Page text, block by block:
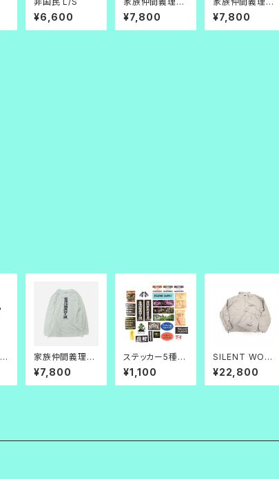
¥6,600
情 L/S 黒×白
¥7,800
情 L/S 白赤
¥7,800
家族仲間義理人
情 L/S 白
¥7,800
ステッカー5種セ
ットVER3
¥1,100
SILENT WORK
_Water Repell
ent Track Jac
ket
¥22,800